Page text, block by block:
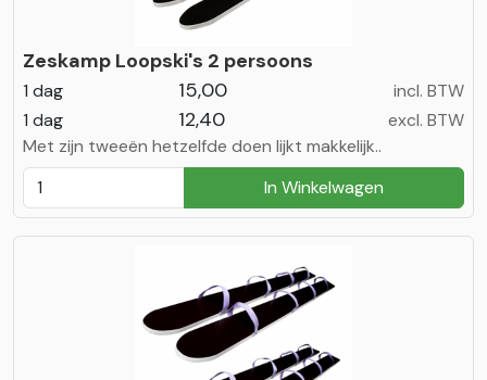
Zeskamp Loopski's 2 persoons
1 dag 15,00
incl. BTW
1 dag
12,40
excl. BTW
Met zijn tweeën hetzelfde doen lijkt makkelijk..
In Winkelwagen